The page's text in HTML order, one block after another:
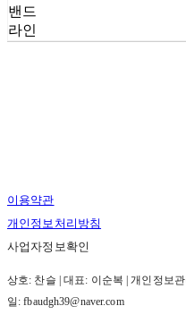
밴드
라인
이용약관
개인정보처리방침
사업자정보확인
상호: 찬슬 | 대표: 이순복 | 개인정보
일: fbaudgh39@naver.com